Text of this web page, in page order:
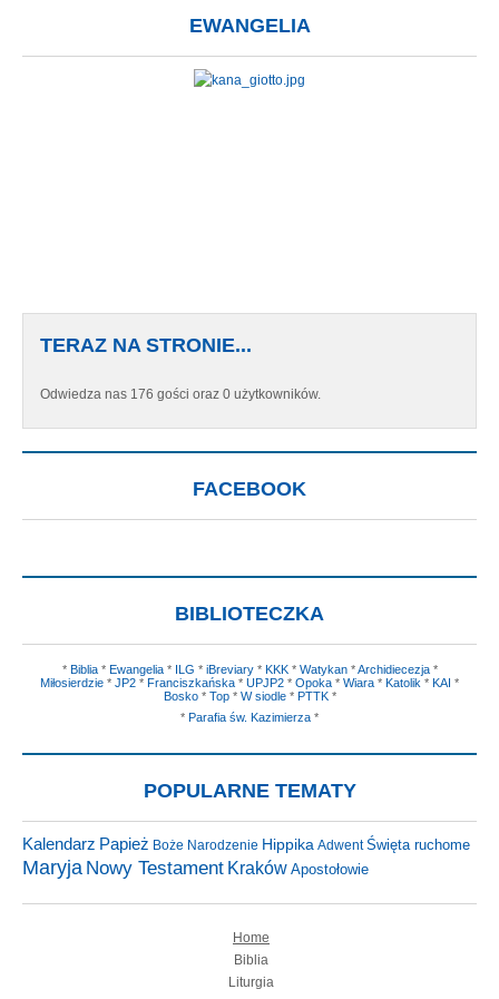
EWANGELIA
TERAZ NA STRONIE...
Odwiedza nas 176 gości oraz 0 użytkowników.
FACEBOOK
BIBLIOTECZKA
* Biblia* Ewangelia* ILG * iBreviary* KKK* Watykan*Archidiecezja*
Miłosierdzie * JP2 * Franciszkańska * UPJP2 * Opoka * Wiara * Katolik * KAI *
Bosko* Top* W siodle* PTTK*
* Parafia św. Kazimierza *
POPULARNE TEMATY
Kalendarz Papież Boże Narodzenie Hippika Adwent Święta ruchome
Maryja Nowy Testament Kraków Apostołowie
Home
Biblia
Liturgia